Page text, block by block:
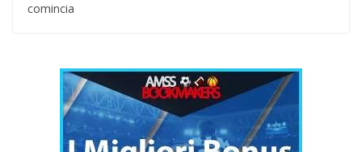
comincia